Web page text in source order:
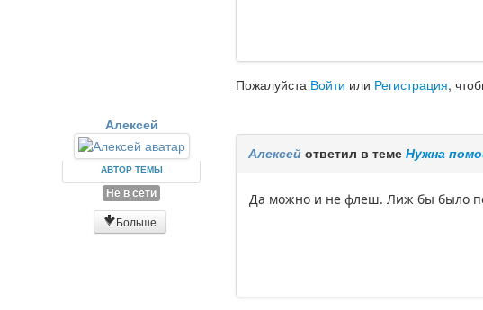
Пожалуйста Войти или Регистрация,
Алексей
АВТОР ТЕМЫ
Не в сети
Больше
Алексей ответил в темеНужна
Да можно и не флеш. Лиж бы было